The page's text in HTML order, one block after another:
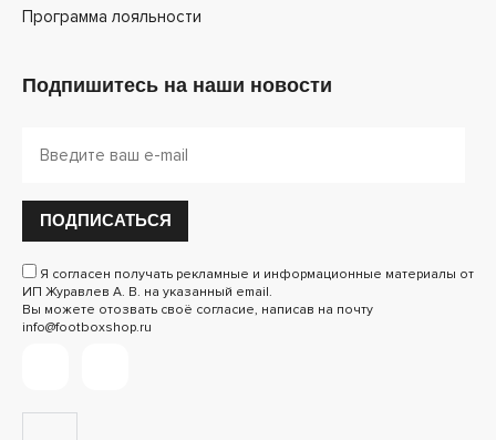
Программа лояльности
Подпишитесь на наши новости
ПОДПИСАТЬСЯ
Я согласен получать рекламные и информационные материалы от
ИП Журавлев А. В. на указанный email.
Вы можете отозвать своё согласие, написав на почту
info@footboxshop.ru